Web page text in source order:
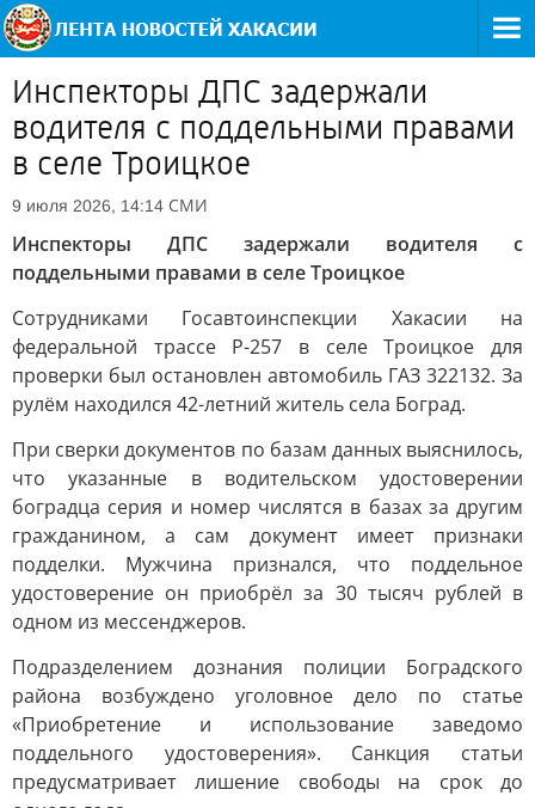
Инспекторы ДПС задержали
водителя с поддельными правами
в селе Троицкое
9 июля 2026, 14:14 СМИ
Инспекторы ДПС задержали водителя с
поддельными правами в селе Троицкое
Сотрудниками Госавтоинспекции Хакасии на
федеральной трассе Р-257 в селе Троицкое для
проверки был остановлен автомобиль ГАЗ 322132. За
рулём находился 42-летний житель села Боград.
При сверки документов по базам данных выяснилось,
что указанные в водительском удостоверении
боградца серия и номер числятся в базах за другим
гражданином, а сам документ имеет признаки
подделки. Мужчина признался, что поддельное
удостоверение он приобрёл за 30 тысяч рублей в
одном из мессенджеров.
Подразделением дознания полиции Боградского
района возбуждено уголовное дело по статье
«Приобретение и использование заведомо
поддельного удостоверения». Санкция статьи
предусматривает лишение свободы на срок до